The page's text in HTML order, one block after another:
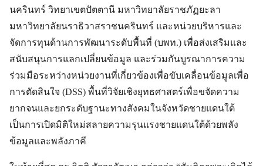
นครินทร์ วิทยาเขตปัตตานี มหาวิทยาลัยราชภัฏยะลา
มหาวิทยาลัยนราธิวาสราชนครินทร์ และหน่วยบริหารและ
จัดการทุนด้านการพัฒนาระดับพื้นที่ (บพท.) เพื่อส่งเสริมและ
สนับสนุนการแลกเปลี่ยนข้อมูล และร่วมกันบูรณาการความ
ร่วมมือระหว่างหน่วยงานที่เกี่ยวข้องเพื่อขับเคลื่อนข้อมูลเพื่อ
การตัดสินใจ (DSS) พื้นที่วิจัยเชิงยุทธศาสตร์เพื่อขจัดความ
ยากจนและยกระดับฐานะทางสังคมในจังหวัดชายแดนใต้
เป็นการเปิดมิติใหม่สลายความรุนแรงชายแดนใต้ด้วยพลัง
ข้อมูลและพลังภาคี